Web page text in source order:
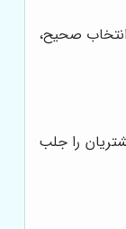
انتخاب صحیح،
را جلب